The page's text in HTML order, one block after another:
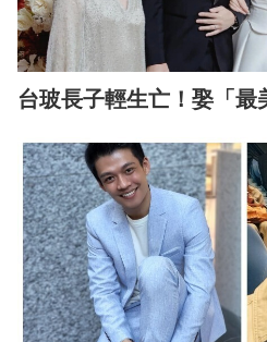
台玻長子輕生亡！娶「最